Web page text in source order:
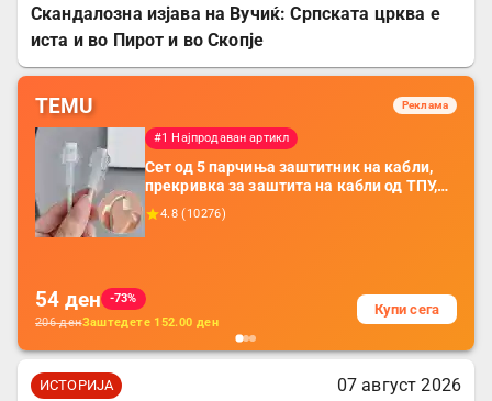
Скандалозна изјава на Вучиќ: Српската црква е
иста и во Пирот и во Скопје
TEMU Реклама
#1 Најпродаван артикл
Сет од 5 парчиња заштитник на кабли,
прекривка за заштита на кабли од ТПУ,
додатоци за заштита на кабли, без
батерија, за мобилни телефони, комплет
4.8 (10276)
54 ден
-73%
206денЗаштедете 152.00 ден
Купи сега
ИСТОРИЈА
07 август 2026